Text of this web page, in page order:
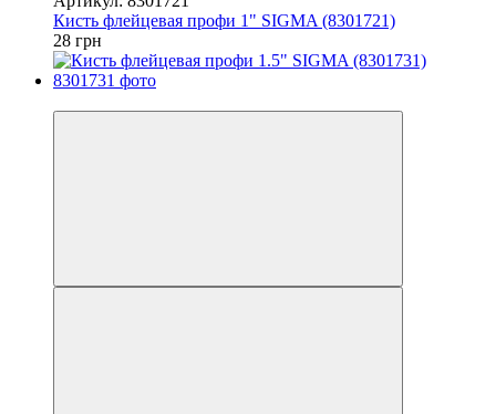
Кисть флейцевая профи 1" SIGMA (8301721)
28 грн